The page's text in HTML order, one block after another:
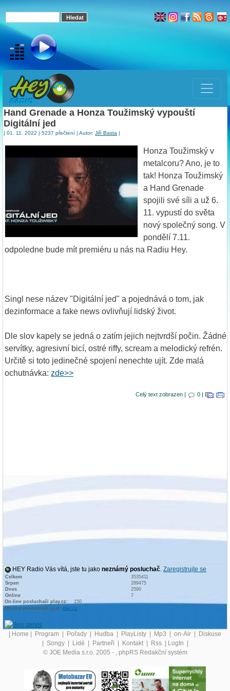
Hand Grenade a Honza Toužimský vypouští
Digitální jed
| 01. 11. 2022 | 5237 přečtení | Autor: Jiří Basta |
Honza Toužimský v
metalcoru? Ano, je to
tak! Honza Toužimský
a Hand Grenade
spojili své síli a už 6.
11. vypustí do světa
nový společný song. V
pondělí 7.11.
odpoledne bude mít premiéru u nás na Radiu Hey.
Singl nese název "Digitální jed" a pojednává o tom, jak
dezinformace a fake news ovlivňují lidský život.
Dle slov kapely se jedná o zatím jejich nejtvrdší počin. Žádné
servítky, agresivní bicí, ostré riffy, scream a melodický refrén.
Určitě si toto jedinečné spojení nenechte ujít. Zde malá
ochutnávka: zde>>
Celý text zobrazen | 0 |
HEY Radio Vás vítá, jste tu jako neznámý posluchač. Zaregistrujte se
Celkem
3535411
Srpen
289475
Dnes
2590
Online
7
On-line posluchači play.cz:
150
On-line posluchači graf: play.cz
Home Program Pořady Hudba PlayListy Mp3 on-Air
Diskuse
Songy Lidé Partneři Kontakt Rss LogIn
© JOE Media s.r.o. 2005 - , phpRS Redakční systém